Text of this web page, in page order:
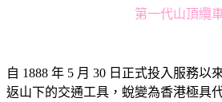
第一代山頂纜
自 1888 年 5 月 30 日正式投入服務以
返山下的交通工具，蛻變為香港極具